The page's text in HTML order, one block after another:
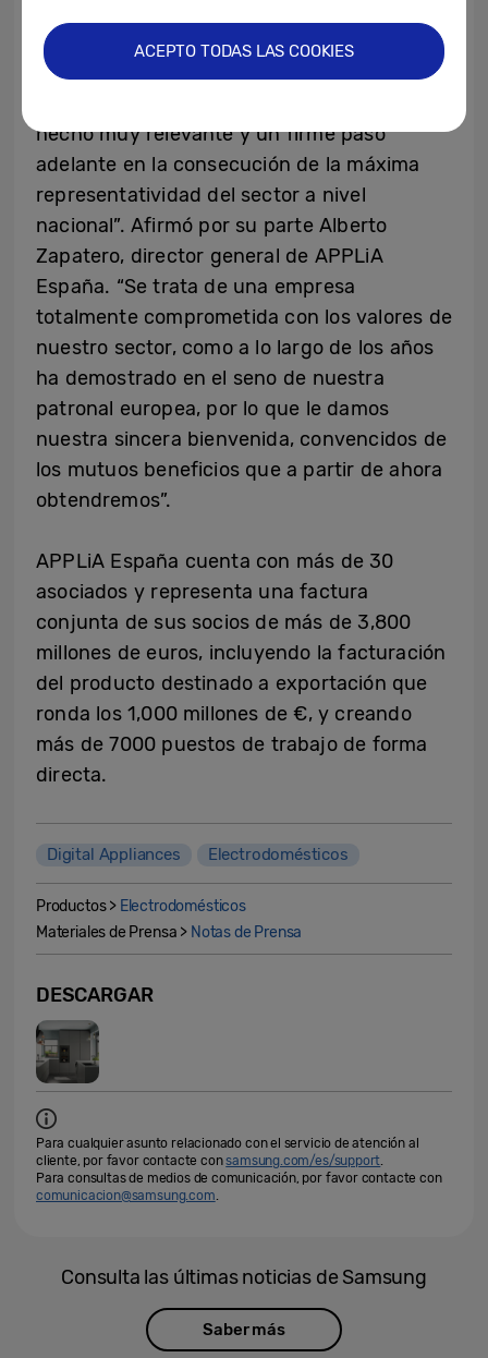
“La incorporación de Samsung como
hecho muy relevante y un firme paso
adelante en la consecución de la máxima
representatividad del sector a nivel
nacional”. Afirmó por su parte Alberto
Zapatero, director general de APPLiA
España. “Se trata de una empresa
totalmente comprometida con los valores de
nuestro sector, como a lo largo de los años
ha demostrado en el seno de nuestra
patronal europea, por lo que le damos
nuestra sincera bienvenida, convencidos de
los mutuos beneficios que a partir de ahora
obtendremos”.
APPLiA España cuenta con más de 30
asociados y representa una factura
conjunta de sus socios de más de 3,800
millones de euros, incluyendo la facturación
del producto destinado a exportación que
ronda los 1,000 millones de €, y creando
más de 7000 puestos de trabajo de forma
directa.
Digital Appliances Electrodomésticos
Productos > Electrodomésticos
Materiales de Prensa > Notas de Prensa
DESCARGAR
Para cualquier asunto relacionado con el servicio de atención al
cliente, por favor contacte consamsung.com/es/support.
Para consultas de medios de comunicación, por favor contacte con
comunicacion@samsung.com.
Consulta las últimas noticias de Samsung
Saber más
ACEPTO TODAS LAS COOKIES